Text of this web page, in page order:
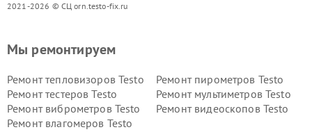
2021-2026 © СЦ orn.testo-fix.ru
Мы ремонтируем
Ремонт тепловизоров Testo
Ремонт пирометров Testo
Ремонт тестеров Testo
Ремонт мультиметров Testo
Ремонт виброметров Testo
Ремонт видеоскопов Testo
Ремонт влагомеров Testo